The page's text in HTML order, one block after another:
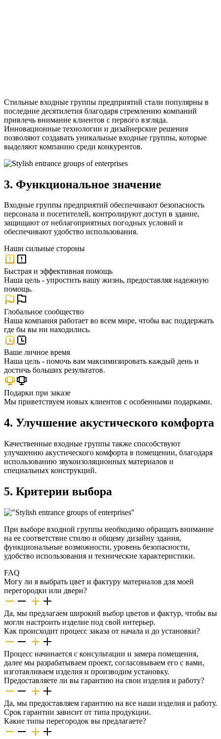
Стильные входные группы предприятий стали популярны в
последние десятилетия благодаря стремлению компаний
привлечь внимание клиентов с первого взгляда.
Инновационные технологии и дизайнерские решения
позволяют создавать уникальные входные группы, которые
выделяют компанию среди конкурентов.
3. Функциональное значение
Входные группы предприятий обеспечивают безопасность
персонала и посетителей, контролируют доступ в здание,
защищают от неблагоприятных погодных условий и
обеспечивают удобство использования.
Наши сильные стороны
Быстрая и эффективная помощь
Наша цель - упростить вашу жизнь, предоставляя надежную
помощь.
Глобальное сообщество
Наша компания работает во всем мире, чтобы вас поддержать
где бы вы ни находились.
Ваше личное время
Наша цель - помочь вам максимизировать каждый день и
достичь больших результатов.
Подарки при заказе
Мы приветствуем новых клиентов с особенными подарками.
4. Улучшение акустического комфорта
Качественные входные группы также способствуют
улучшению акустического комфорта в помещении, благодаря
использованию звукоизоляционных материалов и
специальных конструкций.
5. Критерии выбора
При выборе входной группы необходимо обращать внимание
на ее соответствие стилю и общему дизайну здания,
функциональные возможности, уровень безопасности,
удобство использования и технические характеристики.
FAQ
Могу ли я выбрать цвет и фактуру материалов для моей
перегородки или двери?
Да, мы предлагаем широкий выбор цветов и фактур, чтобы вы
могли настроить изделие под свой интерьер.
Как происходит процесс заказа от начала и до установки?
Процесс начинается с консультации и замера помещения,
далее мы разрабатываем проект, согласовываем его с вами,
изготавливаем изделия и производим установку.
Предоставляете ли вы гарантию на свои изделия и работу?
Да, мы предоставляем гарантию на все наши изделия и работу.
Срок гарантии зависит от типа продукции.
Какие типы перегородок вы предлагаете?